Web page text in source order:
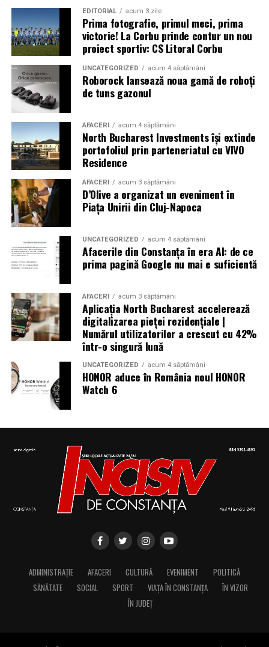
EDITORIAL acum 3 zile
Prima fotografie, primul meci, prima
victorie! La Corbu prinde contur un nou
proiect sportiv: CS Litoral Corbu
UNCATEGORIZED acum 4 săptămâni
Roborock lansează noua gamă de roboți
de tuns gazonul
AFACERI acum 4 săptămâni
North Bucharest Investments își extinde
portofoliul prin parteneriatul cu VIVO
Residence
AFACERI acum 3 săptămâni
D’Olive a organizat un eveniment în
Piața Unirii din Cluj-Napoca
UNCATEGORIZED acum 4 săptămâni
Afacerile din Constanța în era AI: de ce
prima pagină Google nu mai e suficientă
AFACERI acum 3 săptămâni
Aplicația North Bucharest accelerează
digitalizarea pieței rezidențiale |
Numărul utilizatorilor a crescut cu 42%
într-o singură lună
UNCATEGORIZED acum 4 săptămâni
HONOR aduce în România noul HONOR
Watch 6
ADMINISTRAȚIE AFACERI CULTURĂ EVENIMENT
POLITICĂ
SĂNĂTATE
SOCIAL SPORT VIAȚA ÎN CONSTANȚA
ÎN VIZOR
ÎN JUDEȚ